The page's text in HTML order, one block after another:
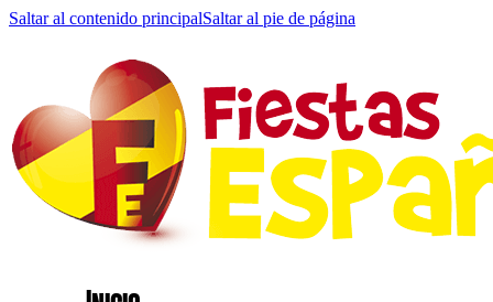
Saltar al contenido principalSaltar al pie de página